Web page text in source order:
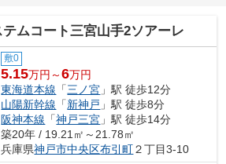
テムコート三宮山手2ソアーレ
敷0
5.15万円～6万円
東海道本線 「三ノ宮 」駅 徒歩12分
山陽新幹線 「新神戸 」駅 徒歩8分
阪神本線 「神戸三宮 」駅 徒歩14分
築20年 / 19.21㎡～21.78㎡
兵庫県神戸市中央区布引町２丁目3-10